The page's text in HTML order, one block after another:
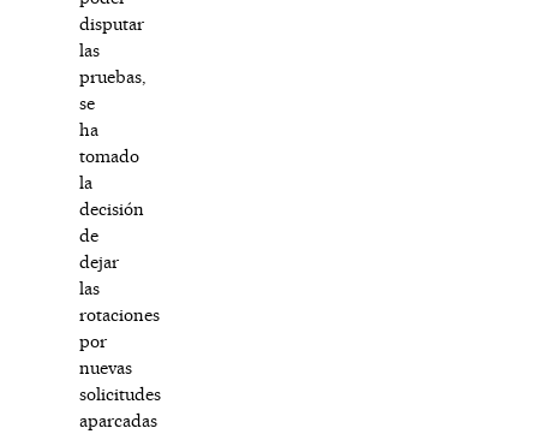
disputar
las
pruebas,
se
ha
tomado
la
decisión
de
dejar
las
rotaciones
por
nuevas
solicitudes
aparcadas